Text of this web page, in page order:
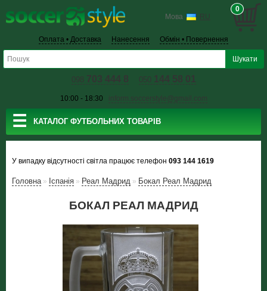
Мова RU
0
Оплата • Доставка Нанесення Обмін • Повернення
098 703 444 8 050 144 58 01
10:00 - 18:30 inform.soccerstyle@gmail.com
☰ КАТАЛОГ ФУТБОЛЬНИХ ТОВАРІВ
У випадку відсутності світла працює телефон 093 144 1619
Головна » Іспанія » Реал Мадрид » Бокал Реал Мадрид
БОКАЛ РЕАЛ МАДРИД